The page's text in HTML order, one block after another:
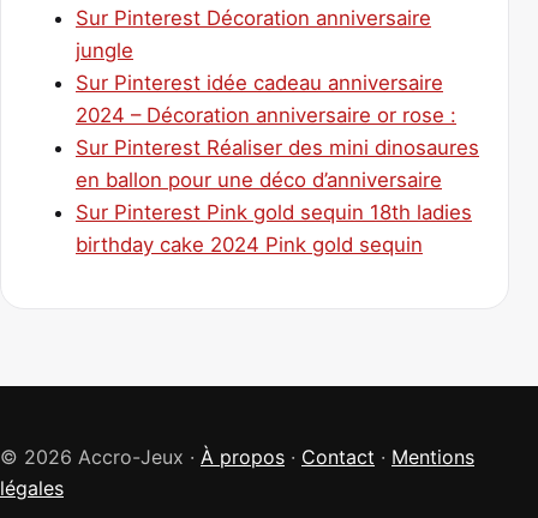
Sur Pinterest Décoration anniversaire
jungle
Sur Pinterest idée cadeau anniversaire
2024 – Décoration anniversaire or rose :
Sur Pinterest Réaliser des mini dinosaures
en ballon pour une déco d’anniversaire
Sur Pinterest Pink gold sequin 18th ladies
birthday cake 2024 Pink gold sequin
© 2026 Accro-Jeux · À propos · Contact · Mentions
légales